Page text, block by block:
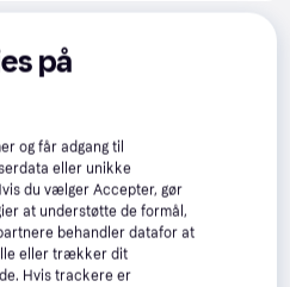
på
og får adgang til
eller unikke
du vælger Accepter, gør
at understøtte de formål,
behandler datafor at
eller trækker dit
Hvis trackere er